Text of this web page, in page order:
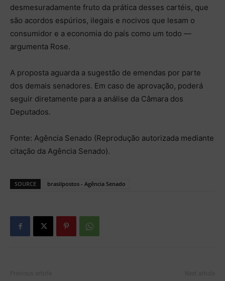
desmesuradamente fruto da prática desses cartéis, que
são acordos espúrios, ilegais e nocivos que lesam o
consumidor e a economia do país como um todo —
argumenta Rose.
A proposta aguarda a sugestão de emendas por parte
dos demais senadores. Em caso de aprovação, poderá
seguir diretamente para a análise da Câmara dos
Deputados.
Fonte: Agência Senado (Reprodução autorizada mediante
citação da Agência Senado).
SOURCE brasilpostos - Agência Senado